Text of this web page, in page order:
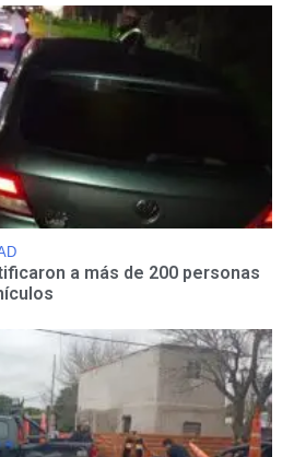
a más de 200 personas